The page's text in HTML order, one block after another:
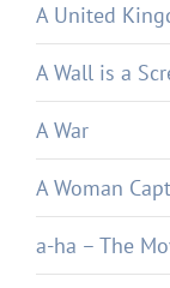
A United
A Wall is a
A War
A Woman
a-ha – The